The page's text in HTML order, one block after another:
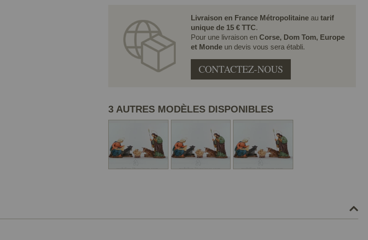
Livraison en France Métropolitaineau tarif
unique de 15 € TTC.
Pour une livraison en Corse, Dom Tom, Europe
et Monde un devis vous sera établi.
CONTACTEZ-NOUS
3 AUTRES MODÈLES DISPONIBLES